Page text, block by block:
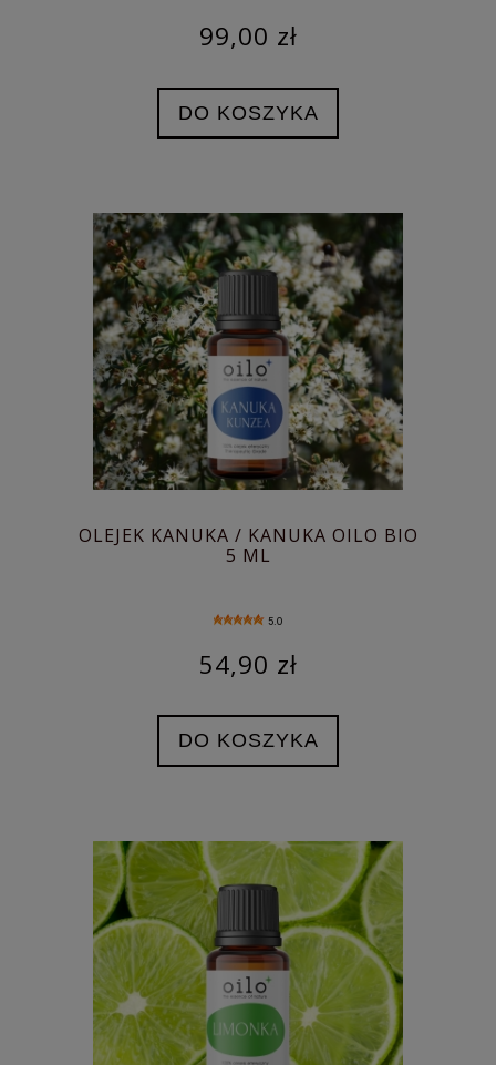
99,00 zł
DO KOSZYKA
OLEJEK KANUKA / KANUKA OILO BIO
5 ML
5.0
54,90 zł
DO KOSZYKA